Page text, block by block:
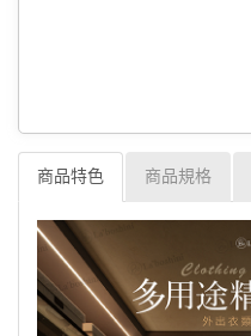
商品特色 商品規格